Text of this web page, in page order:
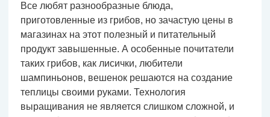
Все любят разнообразные блюда,
приготовленные из грибов, но зачастую цены в
магазинах на этот полезный и питательный
продукт завышенные. А особенные почитатели
таких грибов, как лисички, любители
шампиньонов, вешенок решаются на создание
теплицы своими руками. Технология
выращивания не является слишком сложной, и